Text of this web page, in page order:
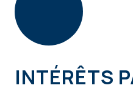
INTÉRÊTS